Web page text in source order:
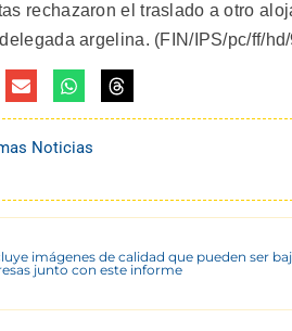
rechazaron el traslado a otro
argelina. (FIN/IPS/pc/ff/
Noticias
imágenes de calidad que pueden ser
junto con este informe